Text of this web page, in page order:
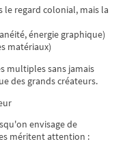
le regard colonial, mais la
énergie graphique)
matériaux)
multiples sans jamais
des grands créateurs.
envisage de
méritent attention :